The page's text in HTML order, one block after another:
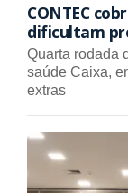
CONTEC
dificultam
Quarta rodada
saúde Caixa,
extras